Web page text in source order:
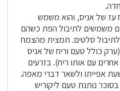
עז של אניס, והוא משמש
משמשים לתיבול הפת כשהם
לתיבול סלטים. תמצית מהצמח
כולל טעם וריח של אניס
עם אותו ריח). בזרעים
אפייתו ולשאר דברי מאפה.
נותנת טעם ליקוריש